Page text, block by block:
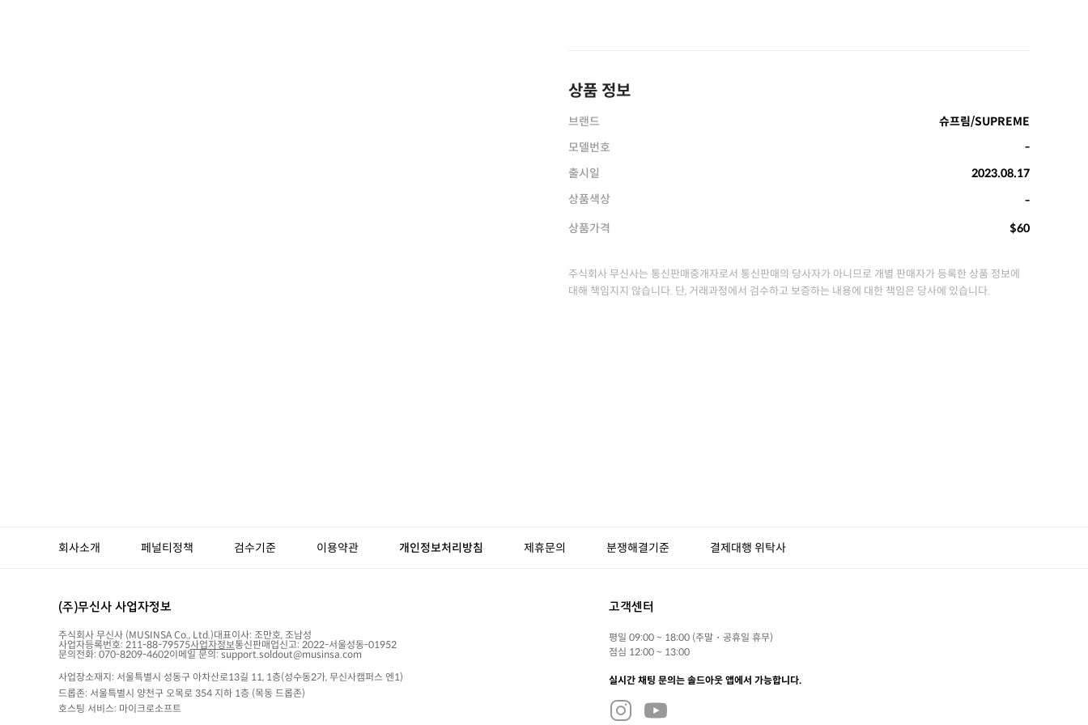
상품 정보
브랜드
슈프림/SUPREME
모델번호
-
출시일
2023.08.17
상품색상
-
상품가격
$60
주식회사 무신사는 통신판매중개자로서 통신판매의 당사자가 아니므로 개별 판매자가 등록한 상품 정보에
대해 책임지지 않습니다. 단, 거래과정에서 검수하고 보증하는 내용에 대한 책임은 당사에 있습니다.
회사소개 페널티정책 검수기준 이용약관 개인정보처리방침 제휴문의 분쟁해결기준 결제대행 위탁사
(주)무신사 사업자정보
주식회사 무신사 (MUSINSA Co., Ltd.)대표이사: 조만호, 조남성
사업자등록번호: 211-88-79575사업자정보통신판매업신고: 2022-서울성동-01952
문의전화: 070-8209-4602이메일 문의: support.soldout@musinsa.com
사업장소재지: 서울특별시 성동구 아차산로13길 11, 1층(성수동2가, 무신사캠퍼스 엔1)
드롭존: 서울특별시 양천구 오목로 354 지하 1층 (목동 드롭존)
호스팅 서비스: 마이크로소프트
고객센터
평일 09:00 ~ 18:00 (주말・공휴일 휴무)
점심 12:00 ~ 13:00
실시간 채팅 문의는 솔드아웃 앱에서 가능합니다.